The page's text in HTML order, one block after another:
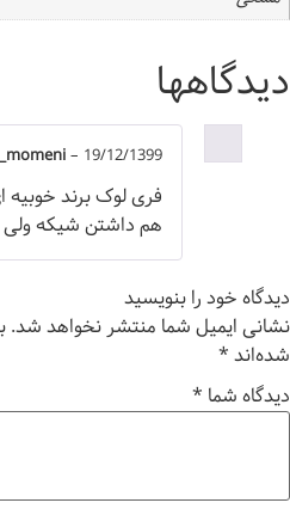
دیدگاهها
– 19/12/1399
فری لوک برند
هم داشتن شیکه ولی
دیدگاه خود را بنویسید
نشانی ایمیل شما منتشر نخواهد شد.
شده‌اند *
دیدگاه شما *